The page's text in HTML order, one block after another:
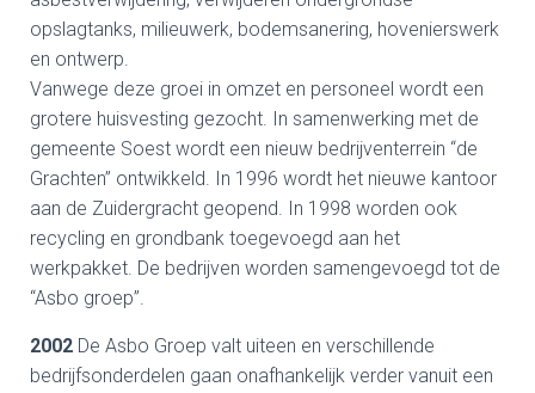
opslagtanks, milieuwerk, bodemsanering, hovenierswerk
en ontwerp.
Vanwege deze groei in omzet en personeel wordt een
grotere huisvesting gezocht. In samenwerking met de
gemeente Soest wordt een nieuw bedrijventerrein “de
Grachten” ontwikkeld. In 1996 wordt het nieuwe kantoor
aan de Zuidergracht geopend. In 1998 worden ook
recycling en grondbank toegevoegd aan het
werkpakket. De bedrijven worden samengevoegd tot de
“Asbo groep”.
2002 De Asbo Groep valt uiteen en verschillende
bedrijfsonderdelen gaan onafhankelijk verder vanuit een